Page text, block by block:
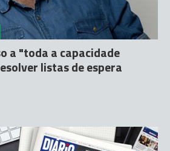
a "toda a capacidade
listas de espera